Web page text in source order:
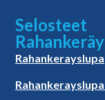
Selosteet
Rahankerayslupa